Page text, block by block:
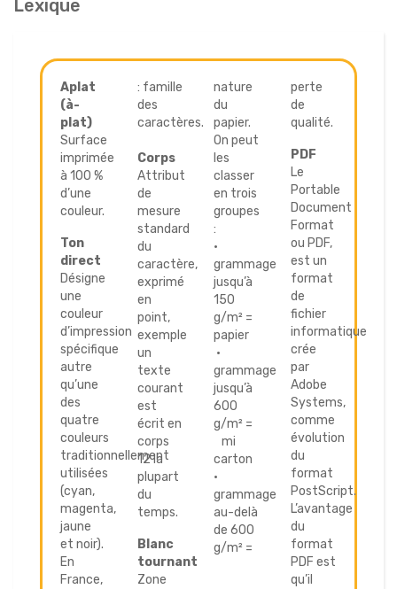
Lexique
Aplat
(à-
plat)
Surface
imprimée
à 100 %
d’une
couleur.
Ton
direct
Désigne
une
couleur
d’impression
spécifique
autre
qu’une
des
quatre
couleurs
traditionnellement
utilisées
(cyan,
magenta,
jaune
et noir).
En
France,
: famille
des
caractères.
Corps
Attribut
de
mesure
standard
du
caractère,
exprimé
en
point,
exemple
un
texte
courant
est
écrit en
corps
12 la
plupart
du
temps.
Blanc
tournant
Zone
nature
du
papier.
On peut
les
classer
en trois
groupes
:
•
grammage
jusqu’à
150
g/m² =
papier
•
grammage
jusqu’à
600
g/m² =
mi
carton
•
grammage
au-delà
de 600
g/m² =
perte
de
qualité.
PDF
Le
Portable
Document
Format
ou PDF,
est un
format
de
fichier
informatique
crée
par
Adobe
Systems,
comme
évolution
du
format
PostScript.
L’avantage
du
format
PDF est
qu’il